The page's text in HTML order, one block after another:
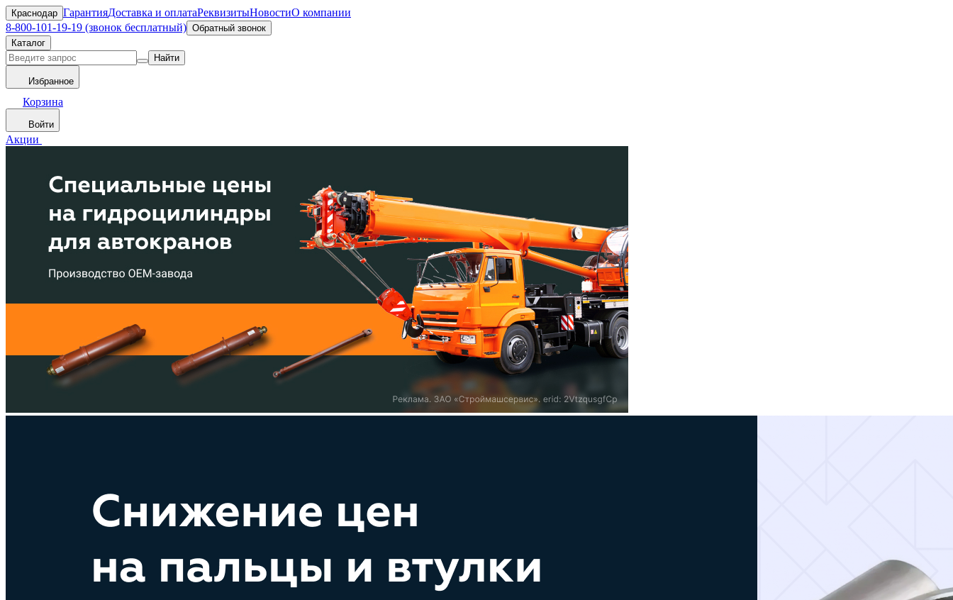
Краснодар ГарантияДоставка и оплатаРеквизитыНовостиО компании
8-800-101-19-19 (звонок бесплатный) Обратный звонок
Каталог
Найти
Избранное
Корзина
Войти
Акции